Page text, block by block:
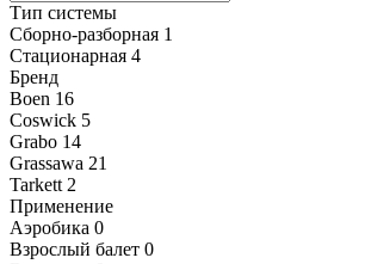
Тип системы
Сборно-разборная 1
Стационарная 4
Бренд
Boen 16
Coswick 5
Grabo 14
Grassawa 21
Tarkett 2
Применение
Аэробика 0
Взрослый балет 0